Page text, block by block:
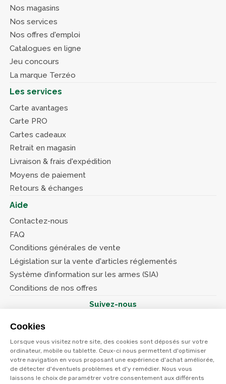
Cookies
Lorsque vous visitez notre site, des cookies sont déposés sur votre
ordinateur, mobile ou tablette. Ceux-ci nous permettent d'optimiser
votre navigation en vous proposant une expérience d'achat améliorée,
de détecter d'éventuels problèmes et d'y remédier. Nous vous
laissons le choix de paramétrer votre consentement aux différents
Nos magasins
Nos services
Nos offres d'emploi
Catalogues en ligne
Jeu concours
La marque Terzéo
Les services
Carte avantages
Carte PRO
Cartes cadeaux
Retrait en magasin
Livraison & frais d'expédition
Moyens de paiement
Retours & échanges
Aide
Contactez-nous
FAQ
Conditions générales de vente
Législation sur la vente d'articles réglementés
Système d’information sur les armes (SIA)
Conditions de nos offres
Suivez-nous
© Terres et eaux 2026
Politique de confidentialité
Mentions légales
CGV